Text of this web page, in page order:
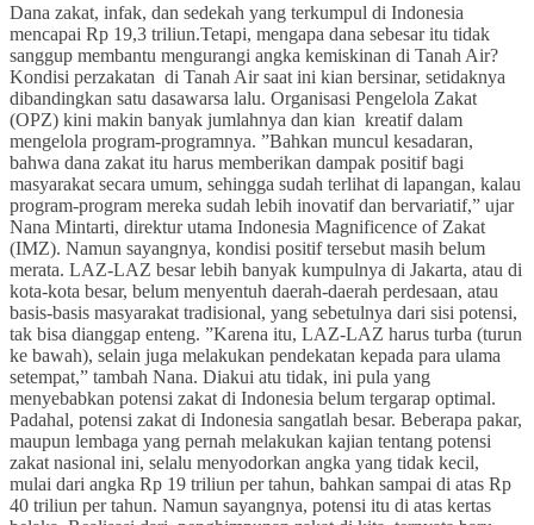
Dana zakat, infak, dan sedekah yang terkumpul di Indonesia
mencapai Rp 19,3 triliun.Tetapi, mengapa dana sebesar itu tidak
sanggup membantu mengurangi angka kemiskinan di Tanah Air?
Kondisi perzakatan di Tanah Air saat ini kian bersinar, setidaknya
dibandingkan satu dasawarsa lalu. Organisasi Pengelola Zakat
(OPZ) kini makin banyak jumlahnya dan kian kreatif dalam
mengelola program-programnya. ”Bahkan muncul kesadaran,
bahwa dana zakat itu harus memberikan dampak positif bagi
masyarakat secara umum, sehingga sudah terlihat di lapangan, kalau
program-program mereka sudah lebih inovatif dan bervariatif,” ujar
Nana Mintarti, direktur utama Indonesia Magnificence of Zakat
(IMZ). Namun sayangnya, kondisi positif tersebut masih belum
merata. LAZ-LAZ besar lebih banyak kumpulnya di Jakarta, atau di
kota-kota besar, belum menyentuh daerah-daerah perdesaan, atau
basis-basis masyarakat tradisional, yang sebetulnya dari sisi potensi,
tak bisa dianggap enteng. ”Karena itu, LAZ-LAZ harus turba (turun
ke bawah), selain juga melakukan pendekatan kepada para ulama
setempat,” tambah Nana. Diakui atu tidak, ini pula yang
menyebabkan potensi zakat di Indonesia belum tergarap optimal.
Padahal, potensi zakat di Indonesia sangatlah besar. Beberapa pakar,
maupun lembaga yang pernah melakukan kajian tentang potensi
zakat nasional ini, selalu menyodorkan angka yang tidak kecil,
mulai dari angka Rp 19 triliun per tahun, bahkan sampai di atas Rp
40 triliun per tahun. Namun sayangnya, potensi itu di atas kertas